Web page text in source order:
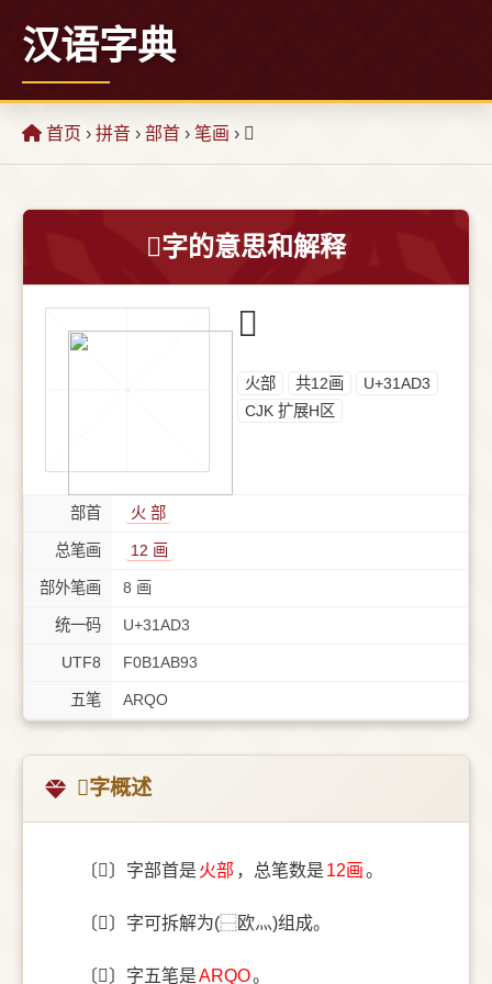
汉语字典
首页 › 拼音 › 部首 › 笔画 › 𱫓
𱫓字的意思和解释
𱫓
⽕部 共12画
U+31AD3
CJK 扩展H区
部首 ⽕ 部
总笔画 12 画
部外笔画 8 画
统一码 U+31AD3
UTF8 F0B1AB93
五笔 ARQO
𱫓字概述
〔𱫓〕字部首是 ⽕部 ，总笔数是 12画。
〔𱫓〕字可拆解为(⿱欧灬)组成。
〔𱫓〕字五笔是ARQO。